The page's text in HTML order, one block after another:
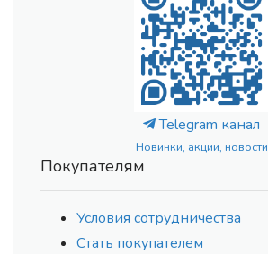
Telegram канал
Новинки, акции, новости
Покупателям
Условия сотрудничества
Стать покупателем